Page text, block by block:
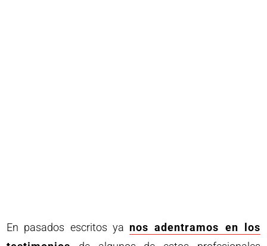
En pasados escritos ya nos adentramos en los